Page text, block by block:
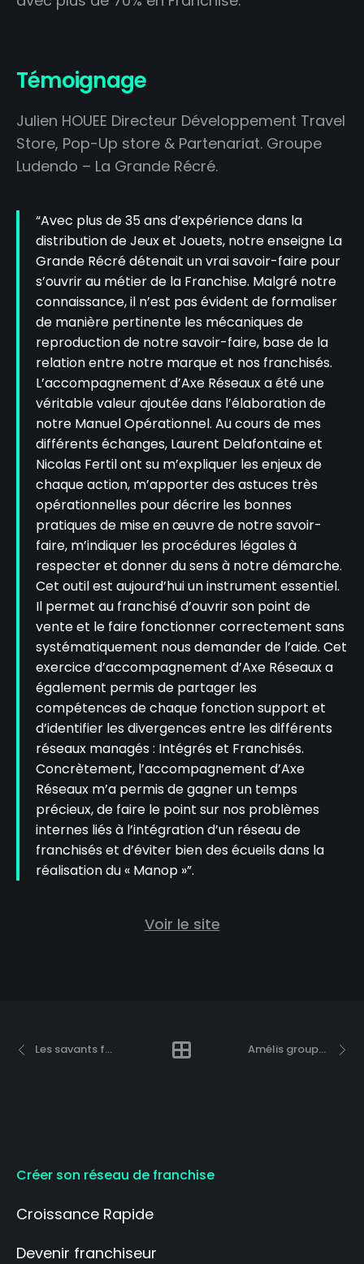
Témoignage
Julien HOUEE Directeur Développement Travel
Store, Pop-Up store & Partenariat. Groupe
Ludendo – La Grande Récré.
“Avec plus de 35 ans d’expérience dans la
distribution de Jeux et Jouets, notre enseigne La
Grande Récré détenait un vrai savoir-faire pour
s’ouvrir au métier de la Franchise. Malgré notre
connaissance, il n’est pas évident de formaliser
de manière pertinente les mécaniques de
reproduction de notre savoir-faire, base de la
relation entre notre marque et nos franchisés.
L’accompagnement d’Axe Réseaux a été une
véritable valeur ajoutée dans l’élaboration de
notre Manuel Opérationnel. Au cours de mes
différents échanges, Laurent Delafontaine et
Nicolas Fertil ont su m’expliquer les enjeux de
chaque action, m’apporter des astuces très
opérationnelles pour décrire les bonnes
pratiques de mise en œuvre de notre savoir-
faire, m’indiquer les procédures légales à
respecter et donner du sens à notre démarche.
Cet outil est aujourd’hui un instrument essentiel.
Il permet au franchisé d’ouvrir son point de
vente et le faire fonctionner correctement sans
systématiquement nous demander de l’aide. Cet
exercice d’accompagnement d’Axe Réseaux a
également permis de partager les
compétences de chaque fonction support et
d’identifier les divergences entre les différents
réseaux managés : Intégrés et Franchisés.
Concrètement, l’accompagnement d’Axe
Réseaux m’a permis de gagner un temps
précieux, de faire le point sur nos problèmes
internes liés à l’intégration d’un réseau de
franchisés et d’éviter bien des écueils dans la
réalisation du « Manop »”.
Voir le site
Les savants fous Amélis groupe Sodexo
Créer son réseau de franchise
Croissance Rapide
Devenir franchiseur